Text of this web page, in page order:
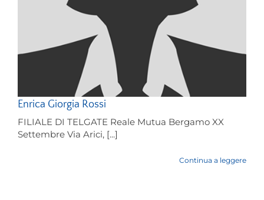
Enrica Giorgia Rossi
FILIALE DI TELGATE Reale Mutua Bergamo XX
Settembre Via Arici, [...]
Continua a leggere